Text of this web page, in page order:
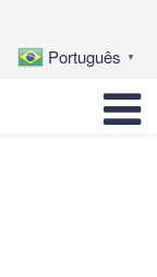
Português ▼